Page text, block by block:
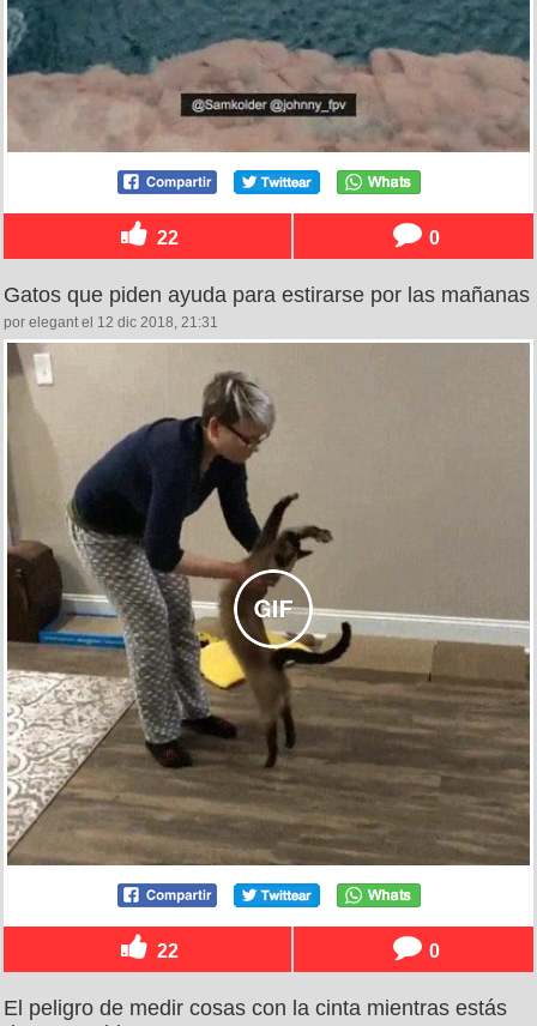
22 0
Gatos que piden ayuda para estirarse por las mañanas
por elegant el 12 dic 2018, 21:31
22 0
El peligro de medir cosas con la cinta mientras estás